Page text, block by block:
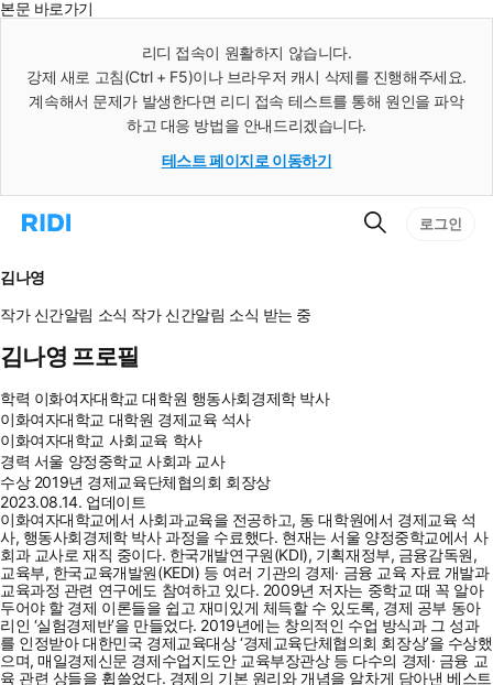
본문 바로가기
리디 접속이 원활하지 않습니다.
강제 새로 고침(Ctrl + F5)이나 브라우저 캐시 삭제를 진행해주세요.
계속해서 문제가 발생한다면 리디 접속 테스트를 통해 원인을 파악
하고 대응 방법을 안내드리겠습니다.
테스트 페이지로 이동하기
리
으
로
이
동
검
로그인
김나영
작가 신간알림 소식 작가 신간알림 소식 받는 중
김나영 프로필
학력 이화여자대학교 대학원 행동사회경제학 박사
이화여자대학교 대학원 경제교육 석사
이화여자대학교 사회교육 학사
경력 서울 양정중학교 사회과 교사
수상 2019년 경제교육단체협의회 회장상
2023.08.14. 업데이트
이화여자대학교에서 사회과교육을 전공하고, 동 대학원에서 경제교육 석
사, 행동사회경제학 박사 과정을 수료했다. 현재는 서울 양정중학교에서 사
회과 교사로 재직 중이다. 한국개발연구원(KDI), 기획재정부, 금융감독원,
교육부, 한국교육개발원(KEDI) 등 여러 기관의 경제· 금융 교육 자료 개발과
교육과정 관련 연구에도 참여하고 있다. 2009년 저자는 중학교 때 꼭 알아
두어야 할 경제 이론들을 쉽고 재미있게 체득할 수 있도록, 경제 공부 동아
리인 ‘실험경제반’을 만들었다. 2019년에는 창의적인 수업 방식과 그 성과
를 인정받아 대한민국 경제교육대상 ‘경제교육단체협의회 회장상’을 수상했
으며, 매일경제신문 경제수업지도안 교육부장관상 등 다수의 경제· 금융 교
육 관련 상들을 휩쓸었다. 경제의 기본 원리와 개념을 알차게 담아낸 베스트